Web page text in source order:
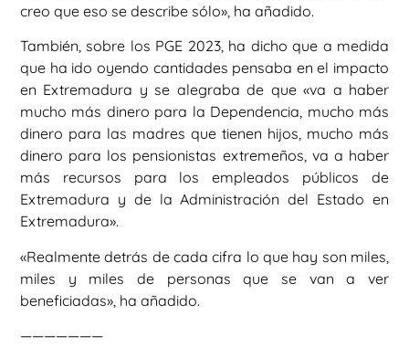
creo que eso se describe sólo», ha añadido.
También, sobre los PGE 2023, ha dicho que a medida
que ha ido oyendo cantidades pensaba en el impacto
en Extremadura y se alegraba de que «va a haber
mucho más dinero para la Dependencia, mucho más
dinero para las madres que tienen hijos, mucho más
dinero para los pensionistas extremeños, va a haber
más recursos para los empleados públicos de
Extremadura y de la Administración del Estado en
Extremadura».
«Realmente detrás de cada cifra lo que hay son miles,
miles y miles de personas que se van a ver
beneficiadas», ha añadido.
———————